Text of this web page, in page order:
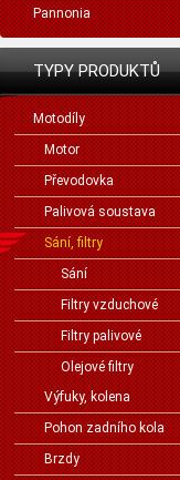
Pannonia
TYPY PRODUKTŮ
Motodíly
Motor
Převodovka
Palivová soustava
Sání, filtry
Sání
Filtry vzduchové
Filtry palivové
Olejové filtry
Výfuky, kolena
Pohon zadního kola
Brzdy